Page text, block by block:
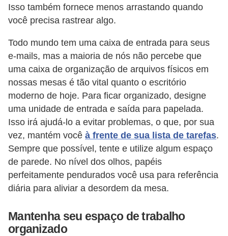
Isso também fornece menos arrastando quando
você precisa rastrear algo.
Todo mundo tem uma caixa de entrada para seus
e-mails, mas a maioria de nós não percebe que
uma caixa de organização de arquivos físicos em
nossas mesas é tão vital quanto o escritório
moderno de hoje. Para ficar organizado, designe
uma unidade de entrada e saída para papelada.
Isso irá ajudá-lo a evitar problemas, o que, por sua
vez, mantém você à frente de sua lista de tarefas.
Sempre que possível, tente e utilize algum espaço
de parede. No nível dos olhos, papéis
perfeitamente pendurados você usa para referência
diária para aliviar a desordem da mesa.
Mantenha seu espaço de trabalho
organizado